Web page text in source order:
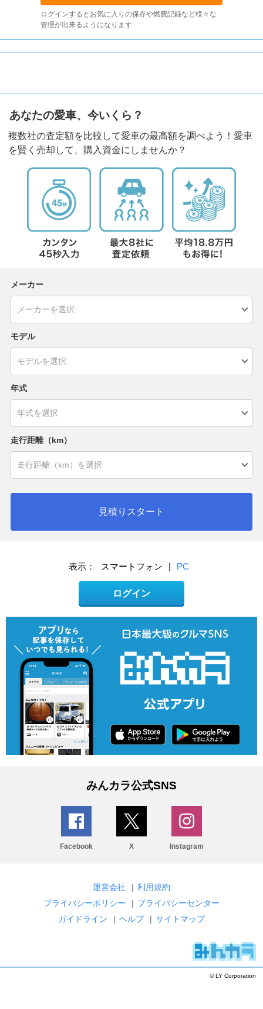
ログインするとお気に入りの保存や燃費記録など様々な
管理が出来るようになります
あなたの愛車、今いくら？
複数社の査定額を比較して愛車の最高額を調べよう！愛車
を賢く売却して、購入資金にしませんか？
メーカー
モデル
年式
走行距離（km）
見積りスタート
表示： スマートフォン | PC
ログイン
みんカラ公式SNS
Facebook X Instagram
運営会社 | 利用規約
プライバシーポリシー
| プライバシーセンター
ガイドライン
| ヘルプ | サイトマップ
© LY Corporation